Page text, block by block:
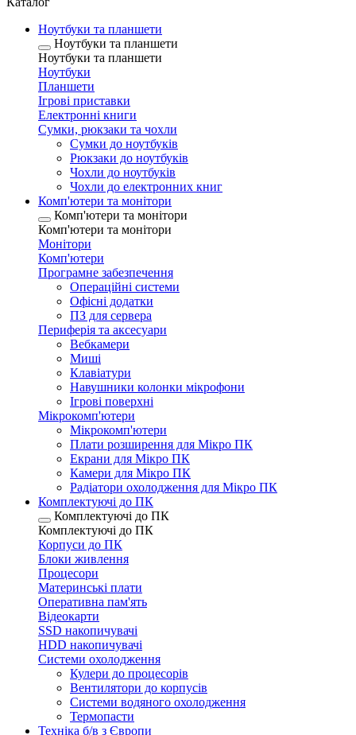
Ноутбуки та планшети
Ноутбуки та планшети
Ноутбуки та планшети
Ноутбуки
Планшети
Ігрові приставки
Електронні книги
Сумки, рюкзаки та чохли
Сумки до ноутбуків
Рюкзаки до ноутбуків
Чохли до ноутбуків
Чохли до електронних книг
Комп'ютери та монітори
Комп'ютери та монітори
Комп'ютери та монітори
Монітори
Комп'ютери
Програмне забезпечення
Операційні системи
Офісні додатки
ПЗ для сервера
Периферія та аксесуари
Вебкамери
Миші
Клавіатури
Навушники колонки мікрофони
Ігрові поверхні
Мікрокомп'ютери
Мікрокомп'ютери
Плати розширення для Мікро ПК
Екрани для Мікро ПК
Камери для Мікро ПК
Радіатори охолодження для Мікро ПК
Комплектуючі до ПК
Комплектуючі до ПК
Комплектуючі до ПК
Корпуси до ПК
Блоки живлення
Процесори
Материнські плати
Оперативна пам'ять
Відеокарти
SSD накопичувачі
HDD накопичувачі
Системи охолодження
Кулери до процесорів
Вентилятори до корпусів
Системи водяного охолодження
Термопасти
Техніка б/в з Європи